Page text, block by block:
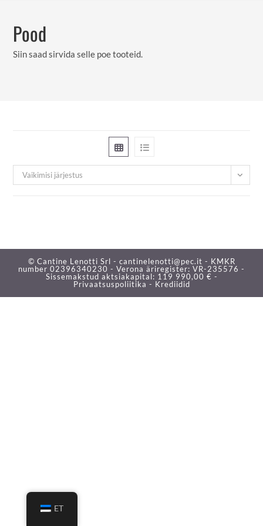
contentPood
Siin saad sirvida selle poe tooteid.
Vaikimisi järjestus
© Cantine Lenotti Srl - cantinelenotti@pec.it - KMKR
number 02396340230 - Verona äriregister: VR-235576 -
Sissemakstud aktsiakapital: 119 990,00 € -
Privaatsuspoliitika - Krediidid
ET